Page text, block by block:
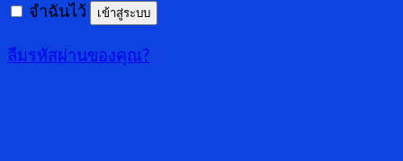
จำฉันไว้ เข้าสู่ระบบ
ลืมรหัสผ่านของคุณ?